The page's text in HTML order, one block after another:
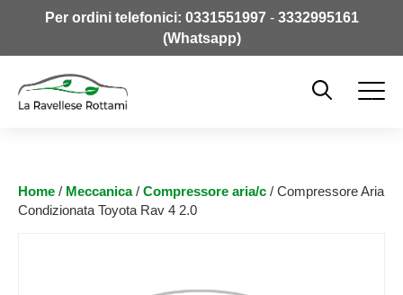
Per ordini telefonici: 0331551997- 3332995161
(Whatsapp)
Home / Meccanica/ Compressore aria/c / Compressore Aria
Condizionata Toyota Rav 4 2.0